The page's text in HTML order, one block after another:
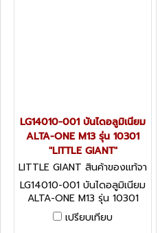
LG14010-001 บันไดอลูมิเนียม
ALTA-ONE M13 รุ่น 10301
"LITTLE GIANT"
LITTLE GIANT สินค้าของแท้จา
กโรงงานผู้ผลิต LG14010-001
LG14010-001 บันไดอลูมิเนียม
ALTA-ONE M13 รุ่น 10301
"LITTLE GIANT"
เปรียบเทียบ